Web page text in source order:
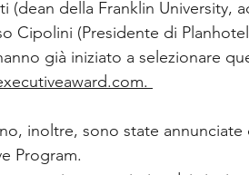
(dean della Franklin University,
Cipolini (Presidente di
già iniziato a selezionare
inoltre, sono state
Program.